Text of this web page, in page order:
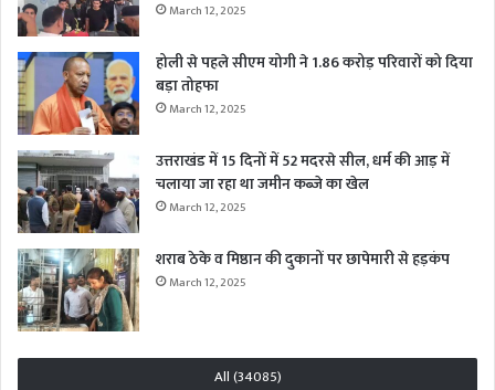
March 12, 2025
होली से पहले सीएम योगी ने 1.86 करोड़ परिवारों को दिया
बड़ा तोहफा
March 12, 2025
उत्तराखंड में 15 दिनों में 52 मदरसे सील, धर्म की आड़ में
चलाया जा रहा था जमीन कब्जे का खेल
March 12, 2025
शराब ठेके व मिष्ठान की दुकानों पर छापेमारी से हड़कंप
March 12, 2025
All (34085)